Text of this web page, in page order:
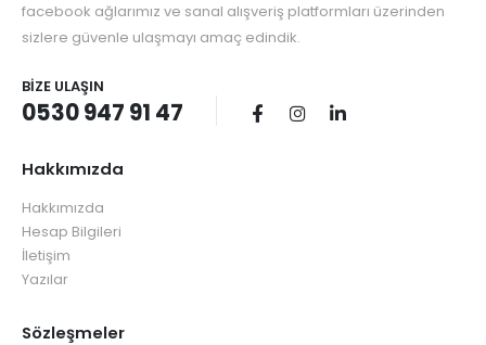
facebook ağlarımız ve sanal alışveriş platformları üzerinden
sizlere güvenle ulaşmayı amaç edindik.
BIZE ULAŞIN
0530 947 91 47
Hakkımızda
Hakkımızda
Hesap Bilgileri
İletişim
Yazılar
Sözleşmeler